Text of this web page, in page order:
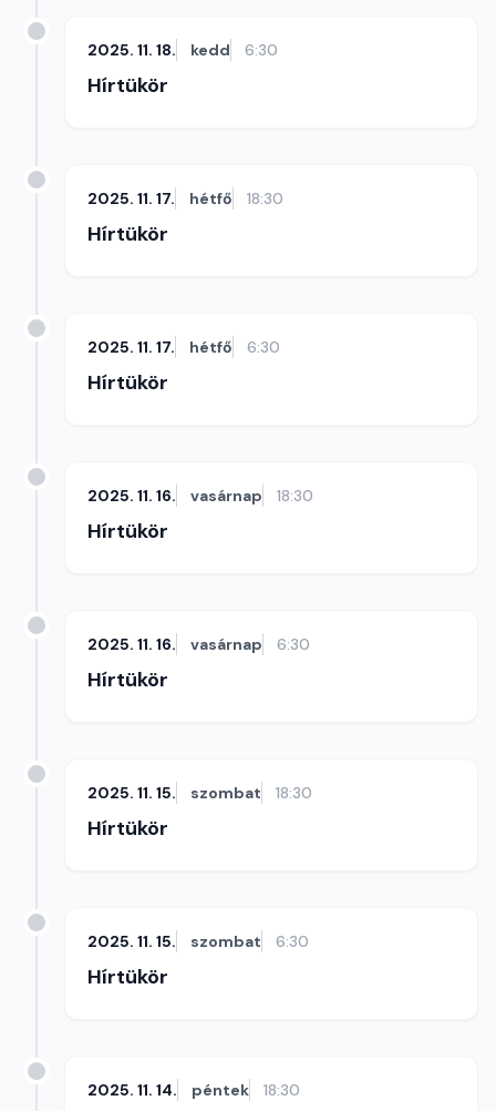
2025. 11. 18. kedd 6:30
Hírtükör
2025. 11. 17. hétfő 18:30
Hírtükör
2025. 11. 17. hétfő 6:30
Hírtükör
2025. 11. 16. vasárnap 18:30
Hírtükör
2025. 11. 16. vasárnap 6:30
Hírtükör
2025. 11. 15. szombat 18:30
Hírtükör
2025. 11. 15. szombat 6:30
Hírtükör
2025. 11. 14. péntek 18:30